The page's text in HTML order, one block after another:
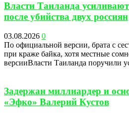
Власти Таиланда
после убийства двух россиян
03.08.2026 0
По официальной версии, брата с
при краже байка, хотя местные
версииВласти Таиланда поручили
Задержан миллиардер и
«Эфко» Валерий Кустов